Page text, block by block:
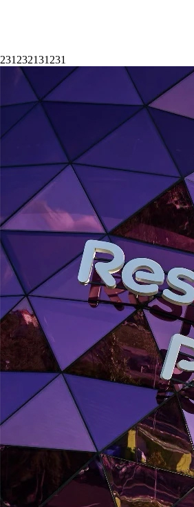
231232131231